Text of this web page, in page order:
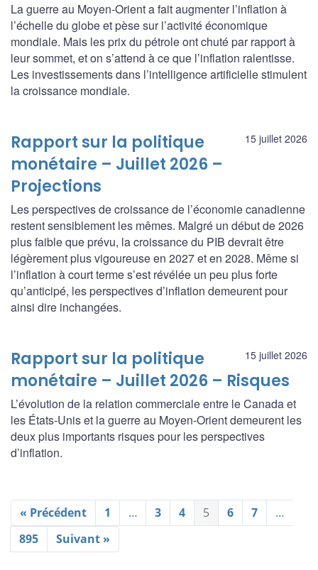
La guerre au Moyen-Orient a fait augmenter l’inflation à
l’échelle du globe et pèse sur l’activité économique
mondiale. Mais les prix du pétrole ont chuté par rapport à
leur sommet, et on s’attend à ce que l’inflation ralentisse.
Les investissements dans l’intelligence artificielle stimulent
la croissance mondiale.
15 juillet 2026
Rapport sur la politique
monétaire – Juillet 2026 –
Projections
Les perspectives de croissance de l’économie canadienne
restent sensiblement les mêmes. Malgré un début de 2026
plus faible que prévu, la croissance du PIB devrait être
légèrement plus vigoureuse en 2027 et en 2028. Même si
l’inflation à court terme s’est révélée un peu plus forte
qu’anticipé, les perspectives d’inflation demeurent pour
ainsi dire inchangées.
15 juillet 2026
Rapport sur la politique
monétaire – Juillet 2026 – Risques
L’évolution de la relation commerciale entre le Canada et
les États-Unis et la guerre au Moyen-Orient demeurent les
deux plus importants risques pour les perspectives
d’inflation.
« Précédent 1 … 3 4 5 6 7
…
895
Suivant »